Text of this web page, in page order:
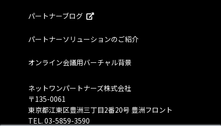
パートナーブログ
パートナーソリューションのご紹介
オンライン会議用バーチャル背景
ネットワンパートナーズ株式会社
〒135-0061
東京都江東区豊洲三丁目2番20号 豊洲フロント
TEL. 03-5859-3590